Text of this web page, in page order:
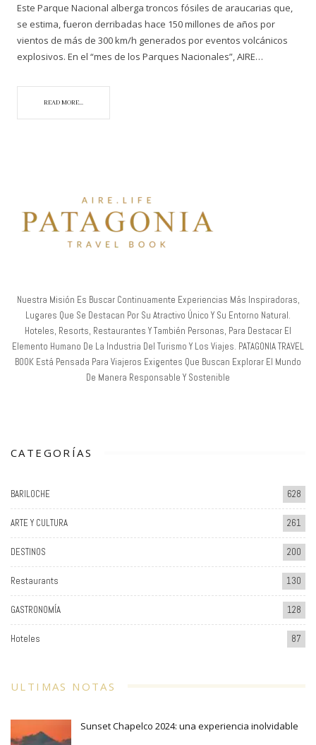
Este Parque Nacional alberga troncos fósiles de araucarias que,
se estima, fueron derribadas hace 150 millones de años por
vientos de más de 300 km/h generados por eventos volcánicos
explosivos. En el “mes de los Parques Nacionales”, AIRE…
READ MORE...
Nuestra Misión Es Buscar Continuamente Experiencias Más Inspiradoras,
Lugares Que Se Destacan Por Su Atractivo Único Y Su Entorno Natural.
Hoteles, Resorts, Restaurantes Y También Personas, Para Destacar El
Elemento Humano De La Industria Del Turismo Y Los Viajes. PATAGONIA TRAVEL
BOOK Está Pensada Para Viajeros Exigentes Que Buscan Explorar El Mundo
De Manera Responsable Y Sostenible
CATEGORÍAS
BARILOCHE 628
ARTE Y CULTURA 261
DESTINOS 200
Restaurants 130
GASTRONOMÍA 128
Hoteles 87
ULTIMAS NOTAS
Sunset Chapelco 2024: una experiencia inolvidable